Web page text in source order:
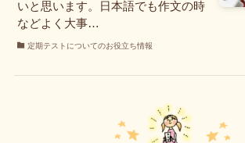
いと思います。日本語でも作文の時
などよく大事…
定期テストについてのお役立ち情報